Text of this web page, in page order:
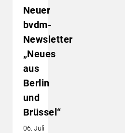
Neuer
bvdm-
Newsletter
„Neues
aus
Berlin
und
Brüssel“
06. Juli